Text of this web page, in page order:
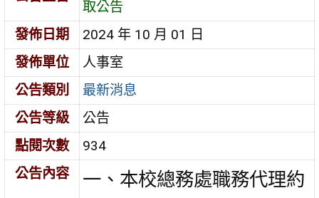
取公告
發佈日期
2024 年 10 月 01 日
發佈單位
人事室
公告類別
最新消息
公告等級
公告
點閱次數
934
公告內容
一、本校總務處職務代理約